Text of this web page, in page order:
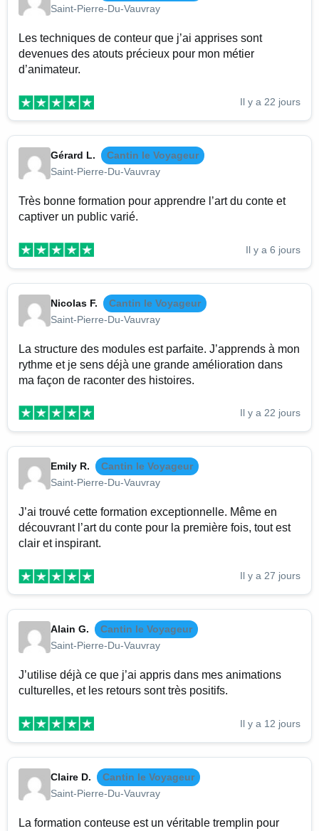
Saint-Pierre-Du-Vauvray
Les techniques de conteur que j’ai apprises sont
devenues des atouts précieux pour mon métier
d’animateur.
Il y a 22 jours
Gérard L.
Cantin le Voyageur
Saint-Pierre-Du-Vauvray
Très bonne formation pour apprendre l’art du conte et
captiver un public varié.
Il y a 6 jours
Nicolas F.
Cantin le Voyageur
Saint-Pierre-Du-Vauvray
La structure des modules est parfaite. J’apprends à mon
rythme et je sens déjà une grande amélioration dans
ma façon de raconter des histoires.
Il y a 22 jours
Emily R.
Cantin le Voyageur
Saint-Pierre-Du-Vauvray
J’ai trouvé cette formation exceptionnelle. Même en
découvrant l’art du conte pour la première fois, tout est
clair et inspirant.
Il y a 27 jours
Alain G.
Cantin le Voyageur
Saint-Pierre-Du-Vauvray
J’utilise déjà ce que j’ai appris dans mes animations
culturelles, et les retours sont très positifs.
Il y a 12 jours
Claire D.
Cantin le Voyageur
Saint-Pierre-Du-Vauvray
La formation conteuse est un véritable tremplin pour